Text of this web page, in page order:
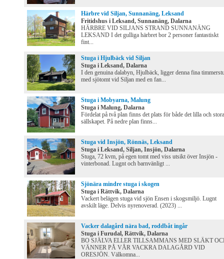
Härbre vid Siljan, Sunnanäng, Leksand
Fritidshus i Leksand, Sunnanäng, Dalarna
HÄRBRE VID SILJANS STRAND SUNNANÄNG
LEKSAND I det gulliga härbret bor 2 personer fantastiskt
fint...
Stuga i Hjulbäck vid Siljan
Stuga i Leksand, Dalarna
I den genuina dalabyn, Hjulbäck, ligger denna fina
med sjötomt vid Siljan med en fan...
Stuga i Mobyarna, Malung
Stuga i Malung, Dalarna
Fördelat på två plan finns det plats för både det lilla och stora
sällskapet. På nedre plan finns...
Stuga vid Insjön, Rönnäs, Leksand
Stuga i Leksand, Siljan, Insjön, Dalarna
Stuga, 72 kvm, på egen tomt med viss utsikt över Insjön -
vinterbonad. Lugnt och barnvänligt ...
Sjönära mindre stuga i skogen
Stuga i Rättvik, Dalarna
Vackert belägen stuga vid sjön Ensen i skogsmiljö. Lugnt
avskilt läge. Delvis nyrenoverad. (2023) ...
Vacker dalagård nära bad, roddbåt ingår
Stuga i Furudal, Rättvik, Dalarna
BO SJÄLVA ELLER TILLSAMMANS MED SLÄKT
VÄNNER PÅ VÅR VACKRA DALAGÅRD VID
ORESJÖN. Välkomna...